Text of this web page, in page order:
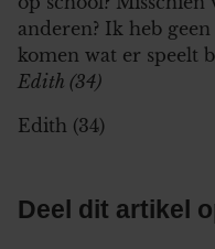
anderen? Ik heb
komen wat er speelt
Edith (34)
Edith (34)
Deel dit artikel